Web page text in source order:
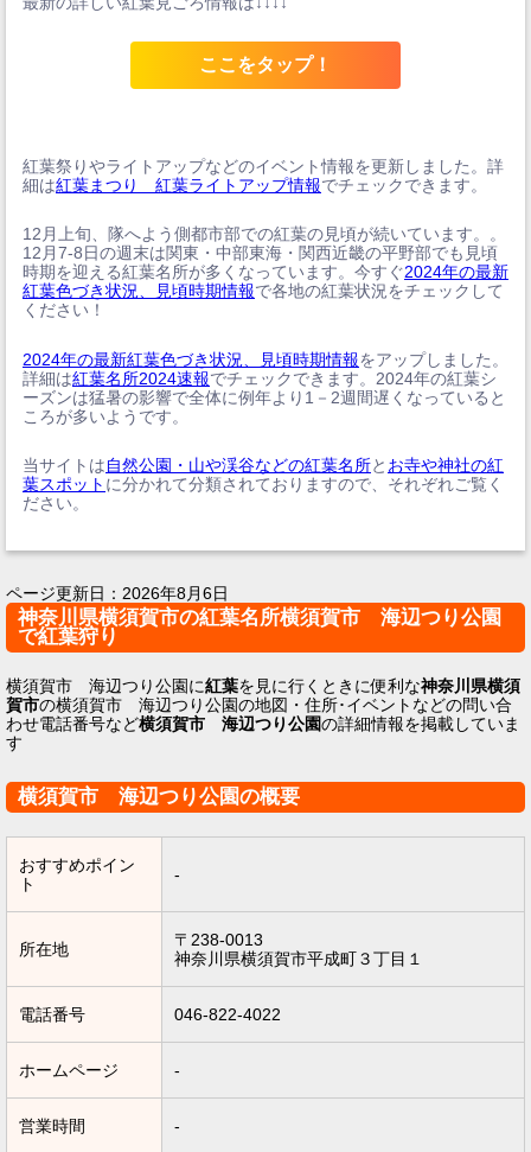
ここをタップ！
紅葉祭りやライトアップなどのイベント情報を更新しました。詳
細は紅葉まつり 紅葉ライトアップ情報でチェックできます。
12月上旬、隊へよう側都市部での紅葉の見頃が続いています。。
12月7-8日の週末は関東・中部東海・関西近畿の平野部でも見頃
時期を迎える紅葉名所が多くなっています。今すぐ2024年の最新
紅葉色づき状況、見頃時期情報で各地の紅葉状況をチェックして
ください！
2024年の最新紅葉色づき状況、見頃時期情報をアップしました。
詳細は紅葉名所2024速報でチェックできます。2024年の紅葉シ
ーズンは猛暑の影響で全体に例年より1－2週間遅くなっていると
ころが多いようです。
当サイトは自然公園・山や渓谷などの紅葉名所と お寺や神社の紅
葉スポット に分かれて分類されておりますので、それぞれご覧く
ださい。
ページ更新日： 2026年8月6日
神奈川県横須賀市の紅葉名所横須賀市 海辺つり公園
で紅葉狩り
横須賀市 海辺つり公園に紅葉を見に行くときに便利な神奈川県横須
賀市の横須賀市 海辺つり公園の地図・住所･イベントなどの問い合
わせ電話番号など横須賀市 海辺つり公園の詳細情報を掲載していま
す
横須賀市 海辺つり公園の概要
おすすめポイン
ト
-
所在地
〒238-0013
神奈川県横須賀市平成町３丁目１
電話番号 046-822-4022
ホームページ -
営業時間 -